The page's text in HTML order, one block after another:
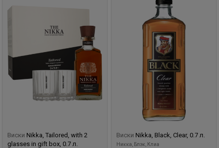
Виски Nikka, Tailored, with 2
glasses in gift box, 0.7 л.
Виски Nikka, Black, Clear, 0.7 л.
Никка, Блэк, Клиа